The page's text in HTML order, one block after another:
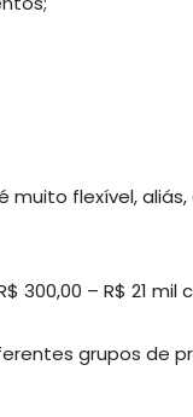
muito flexível,
– R$ 21 mil
grupos de